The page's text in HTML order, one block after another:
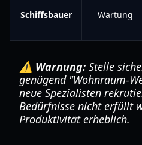
Schiffsbauer Wartung
⚠️ Warnung: Stelle
genügend "Wohnraum-
neue Spezialisten
Bedürfnisse nicht erfüllt
Produktivität erheblich.